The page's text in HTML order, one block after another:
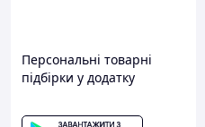
Персональні товарні
підбірки у додатку